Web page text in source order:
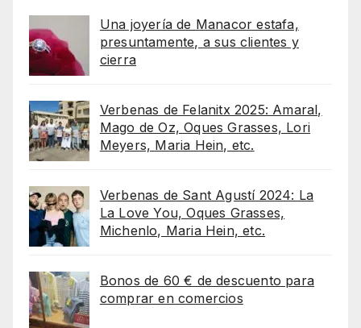
Una joyería de Manacor estafa,
presuntamente, a sus clientes y
cierra
Verbenas de Felanitx 2025: Amaral,
Mago de Oz, Oques Grasses, Lori
Meyers, Maria Hein, etc.
Verbenas de Sant Agustí 2024: La
La Love You, Oques Grasses,
Michenlo, Maria Hein, etc.
Bonos de 60 € de descuento para
comprar en comercios